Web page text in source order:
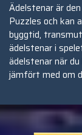
Ädelstenar är
Puzzles och kan
byggtid,
ädelstenar i
ädelstenar när
jämfört med om